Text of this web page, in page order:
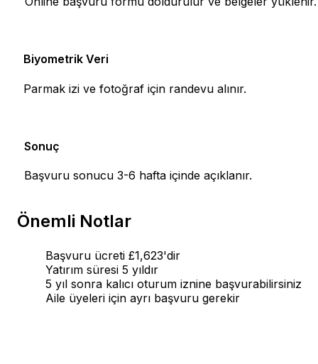
Biyometrik Veri
Parmak izi ve fotoğraf için randevu alınır.
Sonuç
Başvuru sonucu 3-6 hafta içinde açıklanır.
Önemli Notlar
Başvuru ücreti £1,623'dir
Yatırım süresi 5 yıldır
5 yıl sonra kalıcı oturum iznine başvurabilirsiniz
Aile üyeleri için ayrı başvuru gerekir